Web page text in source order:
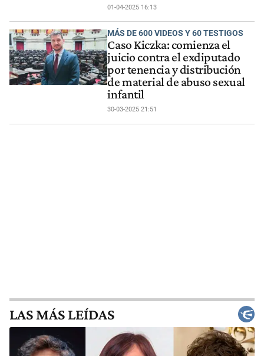
01-04-2025 16:13
MÁS DE 600 VIDEOS Y 60 TESTIGOS
Caso Kiczka: comienza el
juicio contra el exdiputado
por tenencia y distribución
de material de abuso sexual
infantil
30-03-2025 21:51
LAS MÁS LEÍDAS